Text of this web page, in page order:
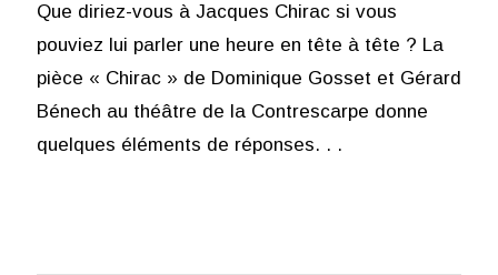
Que diriez-vous à Jacques Chirac si vous
pouviez lui parler une heure en tête à tête ? La
pièce « Chirac » de Dominique Gosset et Gérard
Bénech au théâtre de la Contrescarpe donne
quelques éléments de réponses. . .